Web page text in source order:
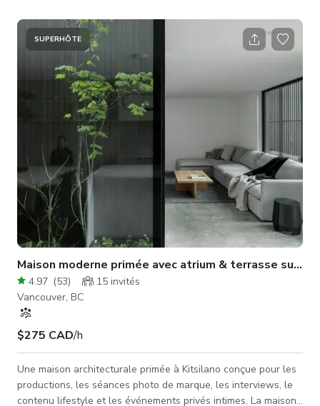
et plantes, etc., et niveau inférieur avec tapis durs posés. Voir
photos. Les deux étages disposent d'un système sonore et de
location, ou nous pouvons renoncer aux frais si
SUPERHÔTE
Maison moderne primée avec atrium & terrasse sur le
4.97 (53) 15 invités
Vancouver, BC
$275 CAD/h
Une maison architecturale primée à Kitsilano conçue pour les
productions, les séances photo de marque, les interviews, le
contenu lifestyle et les événements privés intimes. La maison